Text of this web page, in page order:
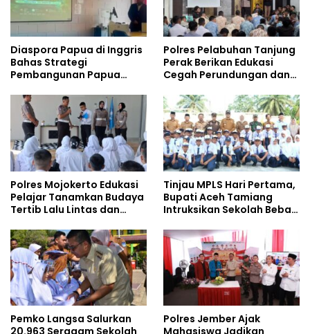
Diaspora Papua di Inggris
Bahas Strategi
Pembangunan Papua
Doktoral Internasional
Polres Pelabuhan Tanjung
Perak Berikan Edukasi
Cegah Perundungan dan
kepada Pelajar MPLS
Polres Mojokerto Edukasi
Pelajar Tanamkan Budaya
Tertib Lalu Lintas dan
Tinjau MPLS Hari Pertama,
Bupati Aceh Tamiang
Intruksikan Sekolah Bebas
Pemko Langsa Salurkan
20.963 Seragam Sekolah
Polres Jember Ajak
Mahasiswa Jadikan